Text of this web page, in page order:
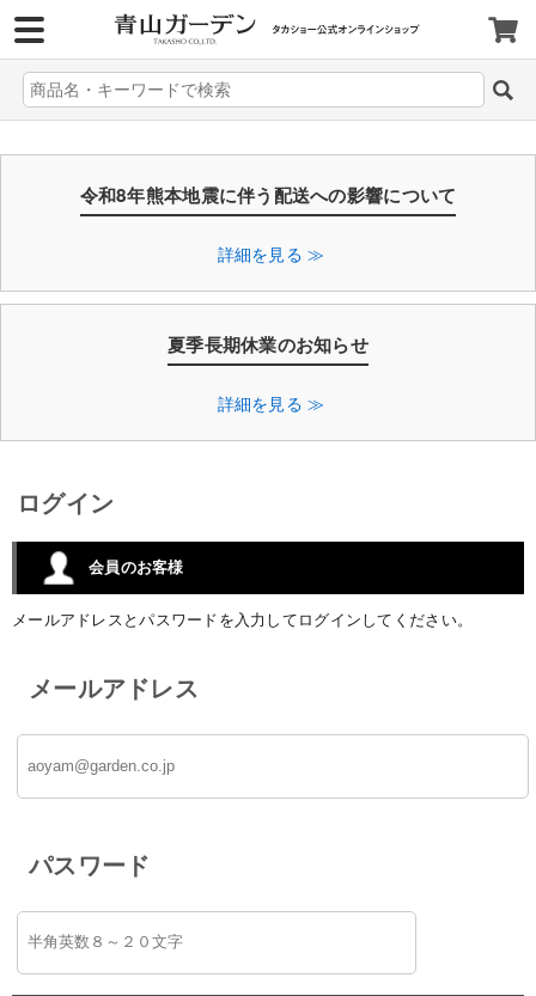
令和8年熊本地震に伴う配送への影響について
詳細を見る ≫
夏季長期休業のお知らせ
詳細を見る ≫
ログイン
会員のお客様
メールアドレスとパスワードを入力してログインしてください。
メールアドレス
パスワード